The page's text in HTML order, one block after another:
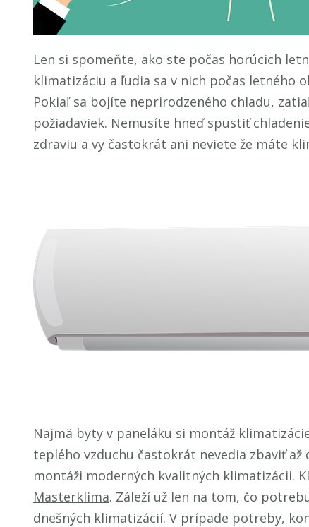
Len si spomeňte, ako ste počas horúcich
klimatizáciu a ľudia sa v nich počas letného
Pokiaľ sa bojíte neprirodzeného chladu,
požiadaviek. Nemusíte hneď spustiť
zdraviu a vy častokrát ani neviete že máte
Najmä byty v paneláku si montáž
teplého vzduchu častokrát nevedia zbaviť
montáži moderných kvalitných klimatizácii.
Masterklima. Záleží už len na tom, čo
dnešných klimatizácií. V prípade potreby,